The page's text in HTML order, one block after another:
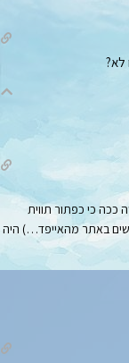
לא?
ככה כי כפתור תווית
באתר מהאייפד…) היה